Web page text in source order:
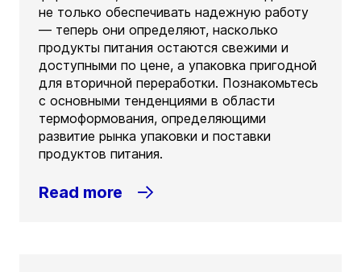
не только обеспечивать надежную работу
— теперь они определяют, насколько
продукты питания остаются свежими и
доступными по цене, а упаковка пригодной
для вторичной переработки. Познакомьтесь
с основными тенденциями в области
термоформования, определяющими
развитие рынка упаковки и поставки
продуктов питания.
Read more